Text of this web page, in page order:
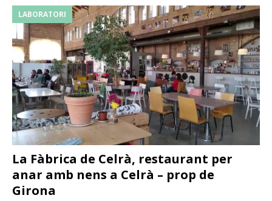
LABORATORI
La Fàbrica de Celrà, restaurant per
anar amb nens a Celrà – prop de
Girona